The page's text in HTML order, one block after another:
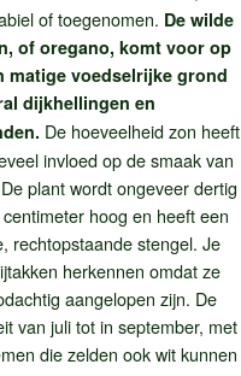
of toegenomen. De wilde
of oregano, komt voor op
matige voedselrijke grond
dijkhellingen en
De hoeveelheid zon heeft
invloed op de smaak van
plant wordt ongeveer dertig
hoog en heeft een
rechtopstaande stengel. Je
herkennen omdat ze
aangelopen zijn. De
van juli tot in september, met
die zelden ook wit kunnen